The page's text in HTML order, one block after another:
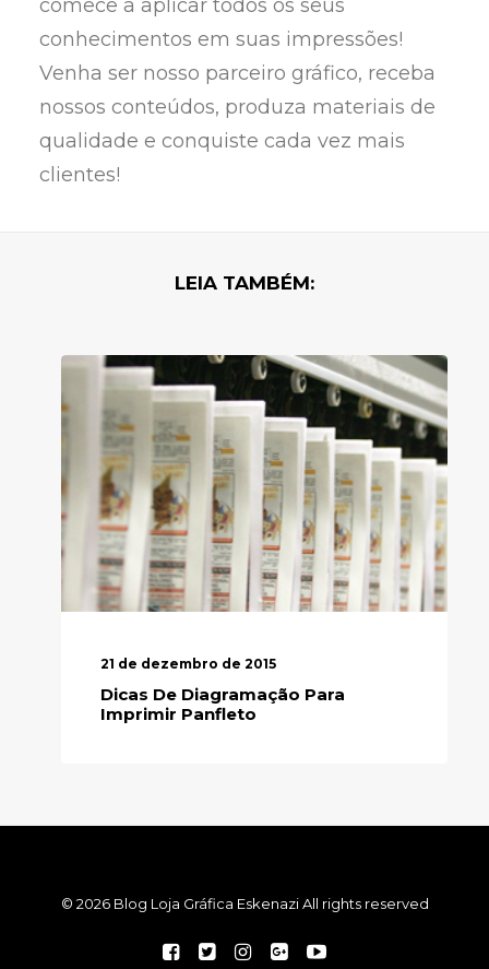
comece a aplicar todos os seus
conhecimentos em suas impressões!
Venha ser nosso parceiro gráfico, receba
nossos conteúdos, produza materiais de
qualidade e conquiste cada vez mais
clientes!
LEIA TAMBÉM:
21 de dezembro de 2015
Dicas De Diagramação Para
Imprimir Panfleto
© 2026 Blog Loja Gráfica Eskenazi All rights reserved